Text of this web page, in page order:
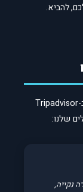
להביא.
הטיול ללגונה הכחולה זוכה לדירוג 4.8 מתוך 5 ב-Tripadvisor
נקייה,